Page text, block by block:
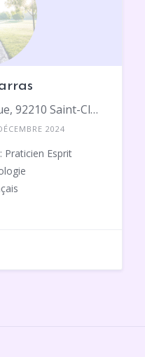
48 Bd de la République, 92210 Saint-Cloud
2024
: Praticien Esprit